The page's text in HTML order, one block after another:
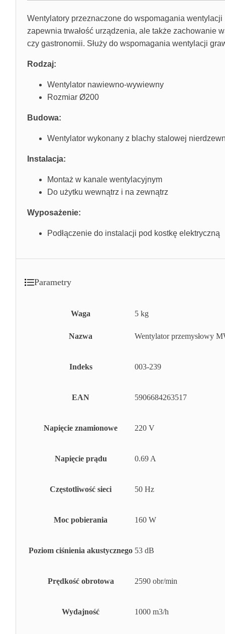
Wentylatory przeznaczone do wspomagania
zapewnia trwałość urządzenia, ale także zachowanie
czy gastronomii. Służy do wspomagania wentylacji
Rodzaj:
Wentylator nawiewno-wywiewny
Rozmiar Ø200
Budowa:
Wentylator wykonany z blachy stalowej
Instalacja:
Montaż w kanale wentylacyjnym
Do użytku wewnątrz i na zewnątrz
Wyposażenie:
Podłączenie do instalacji pod kostkę elektryczną
Parametry
Waga 5 kg
Nazwa Wentylator przemysłowy
Indeks 003-239
EAN 5906684263517
Napięcie znamionowe 220 V
Napięcie prądu 0.69 A
Częstotliwość sieci 50 Hz
Moc pobierania 160 W
Poziom ciśnienia akustycznego 53 dB
Prędkość obrotowa 2590 obr/min
Wydajność 1000 m3/h